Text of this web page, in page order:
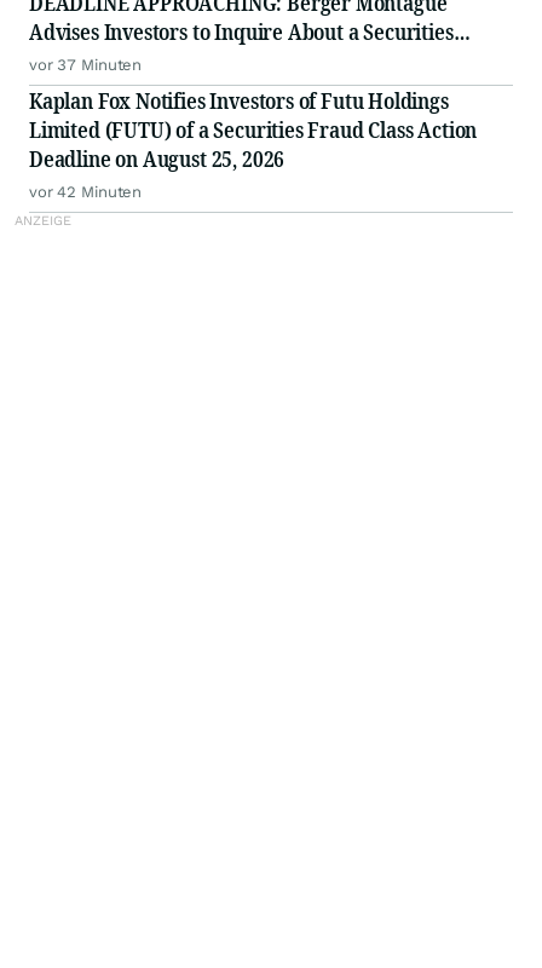
Advises Investors to Inquire About a Securities
Fraud Class Action by August 25, 2026
vor 37 Minuten
Kaplan Fox Notifies Investors of Futu Holdings
Limited (FUTU) of a Securities Fraud Class Action
Deadline on August 25, 2026
vor 42 Minuten